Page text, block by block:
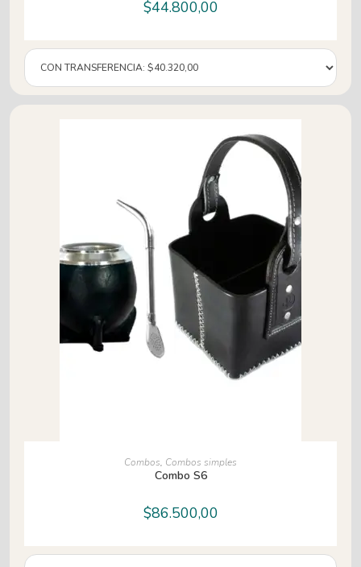
$44.800,00
AÑADIR AL CARRITO
Combos, Combos simples
Combo S6
$86.500,00